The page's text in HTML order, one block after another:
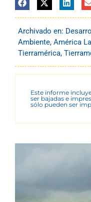
Archivado en:
Ambiente, América
Tierramérica,
Este informe
ser bajadas e
sólo pueden ser